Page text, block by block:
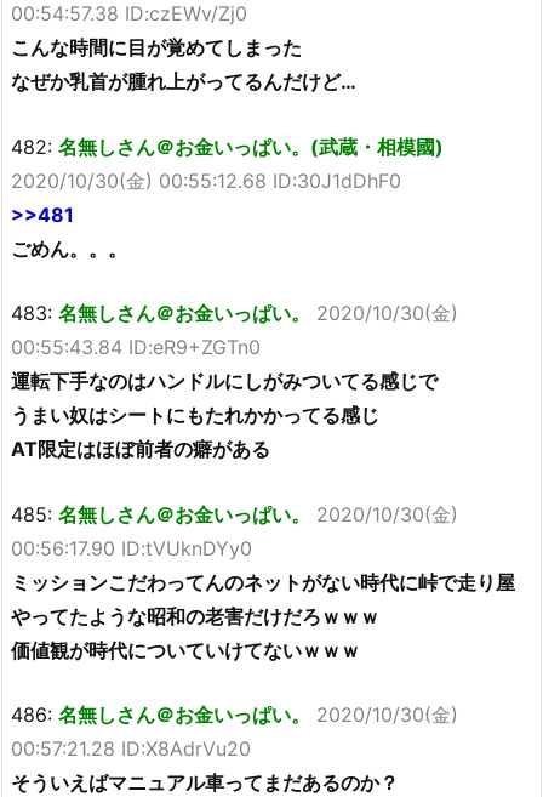
00:54:57.38 ID:czEWv/Zj0
こんな時間に目が覚めてしまった
なぜか乳首が腫れ上がってるんだけど…
482: 名無しさん＠お金いっぱい。(武蔵・相模國)
2020/10/30(金) 00:55:12.68 ID:30J1dDhF0
>>481
ごめん。。。
483: 名無しさん＠お金いっぱい。
2020/10/30(金)
00:55:43.84 ID:eR9+ZGTn0
運転下手なのはハンドルにしがみついてる感じで
うまい奴はシートにもたれかかってる感じ
AT限定はほぼ前者の癖がある
485: 名無しさん＠お金いっぱい。
2020/10/30(金)
00:56:17.90 ID:tVUknDYy0
ミッションこだわってんのネットがない時代に峠で走り屋
やってたような昭和の老害だけだろｗｗｗ
価値観が時代についていけてないｗｗｗ
486: 名無しさん＠お金いっぱい。
2020/10/30(金)
00:57:21.28 ID:X8AdrVu20
そういえばマニュアル車ってまだあるのか？